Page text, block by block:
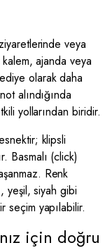
veya
ajanda veya
olarak daha
alındığında
yollarından biridir.
klipsli
Basmalı (click)
Renk
yeşil, siyah gibi
seçim yapılabilir.
için doğru